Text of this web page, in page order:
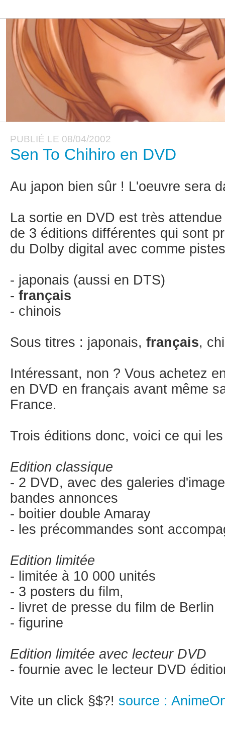
PUBLIÉ LE 08/04/2002
Sen To Chihiro en DVD
Au japon bien sûr ! L'oeuvre sera
La sortie en DVD est très
de 3 éditions différentes qui sont
du Dolby digital avec comme
- japonais (aussi en DTS)
- français
- chinois
Sous titres : japonais, français,
Intéressant, non ? Vous achetez
en DVD en français avant même
France.
Trois éditions donc, voici ce qui
Edition classique
- 2 DVD, avec des galeries
bandes annonces
- boitier double Amaray
- les précommandes sont
Edition limitée
- limitée à 10 000 unités
- 3 posters du film,
- livret de presse du film de Berlin
- figurine
Edition limitée avec lecteur DVD
- fournie avec le lecteur DVD
Vite un click §$?! source :